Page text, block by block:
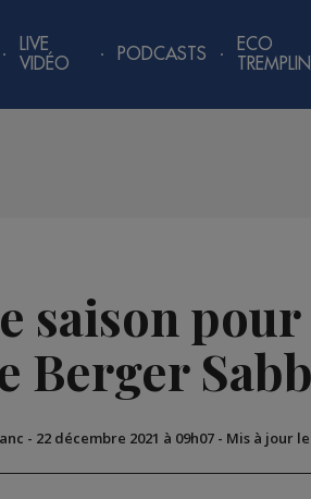
LIVE
VIDÉO
PODCASTS
ECO
TREMPLIN
saison pour
Berger
- 22 décembre 2021 à 09h07- Mis à jour